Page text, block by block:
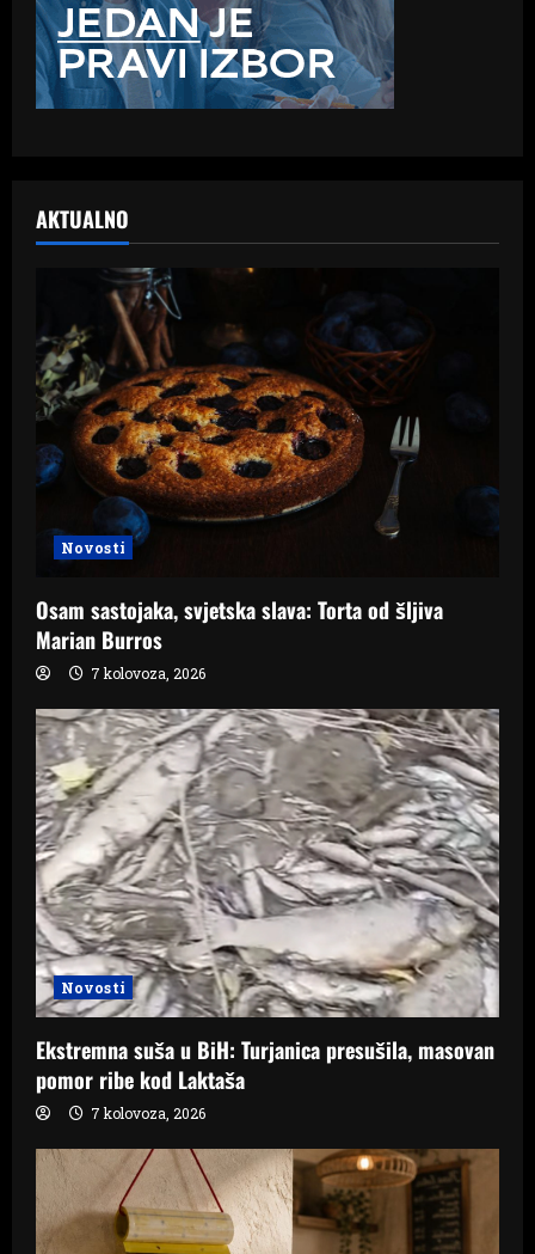
AKTUALNO
Novosti
Osam sastojaka, svjetska slava: Torta od šljiva
Marian Burros
7 kolovoza, 2026
Novosti
Ekstremna suša u BiH: Turjanica presušila, masovan
pomor ribe kod Laktaša
7 kolovoza, 2026